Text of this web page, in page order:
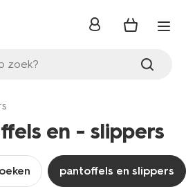
zoek?
inloggen
en - slippers
pantoffels en slippers